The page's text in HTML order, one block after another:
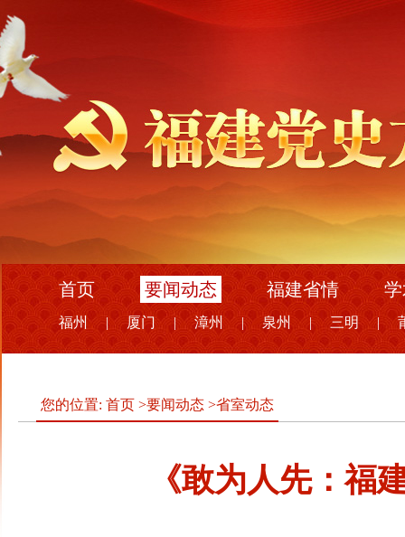
首页 要闻动态 福建省情
福州 | 厦门 | 漳州 | 泉州 | 三明 |
您的位置: 首页 >要闻动态 >省室动态
《敢为人先：福